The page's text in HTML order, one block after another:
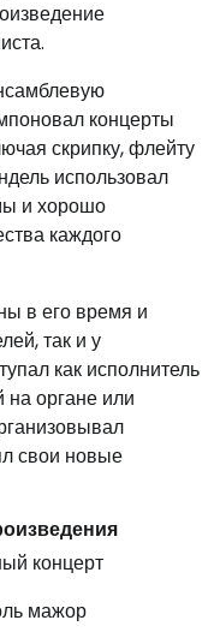
концерты
скрипку, флейту
использовал
и хорошо
каждого
в его время и
так и у
как исполнитель
на органе или
свои новые
концерт
мажор